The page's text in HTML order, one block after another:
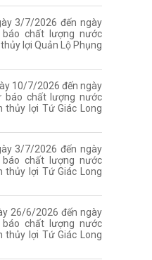
3/7/2026 đến ngày
chất lượng nước
lợi Quản Lộ Phụng
10/7/2026 đến ngày
báo chất lượng nước
thủy lợi Tứ Giác Long
3/7/2026 đến ngày
chất lượng nước
thủy lợi Tứ Giác Long
26/6/2026 đến ngày
chất lượng nước
thủy lợi Tứ Giác Long